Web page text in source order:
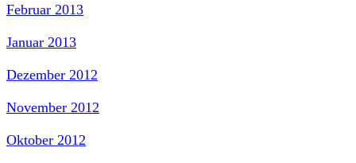
Februar 2013
Januar 2013
Dezember 2012
November 2012
Oktober 2012